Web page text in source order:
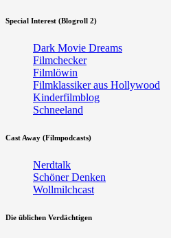
Special Interest (Blogroll 2)
Dark Movie Dreams
Filmchecker
Filmlöwin
Filmklassiker aus Hollywood
Kinderfilmblog
Schneeland
Cast Away (Filmpodcasts)
Nerdtalk
Schöner Denken
Wollmilchcast
Die üblichen Verdächtigen